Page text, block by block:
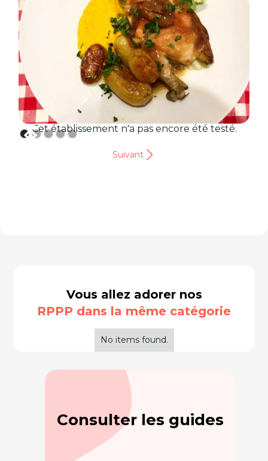
Cet établissement n'a pas encore été testé.
Suivant
Vous allez adorer nos
RPPP dans la même catégorie
No items found.
Consulter les guides